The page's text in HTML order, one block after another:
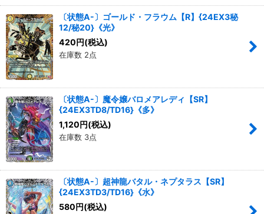
〔状態A-〕ゴールド・フラウム【R】{24EX3秘
12/秘20}《光》
420 円(税込)
在庫数 2点
〔状態A-〕魔令嬢バロメアレディ【SR】
{24EX3TD8/TD16}《多》
1,120 円(税込)
在庫数 3点
〔状態A-〕超神龍バタル・ネプタラス【SR】
{24EX3TD3/TD16}《水》
580 円(税込)